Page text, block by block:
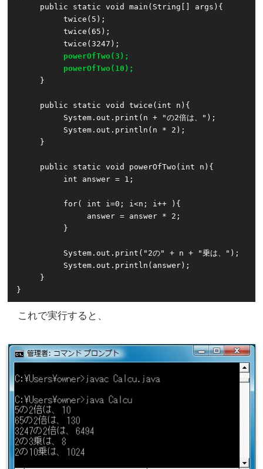
     public static void main(String[] args){
          twice(5);
          twice(65);
          twice(3247);
powerOfTwo(3);
powerOfTwo(10);
     }
     public static void twice(int n){
          System.out.print(n + "の2倍は、");
          System.out.println(n * 2);
     }
     public static void powerOfTwo(int n){
          int answer = 1;
          for( int i=0; i<n; i++ ){
               answer = answer * 2;
          }
          System.out.print("2の" + n + "乗は、");
          System.out.println(answer);
     }
}
これで実行すると、